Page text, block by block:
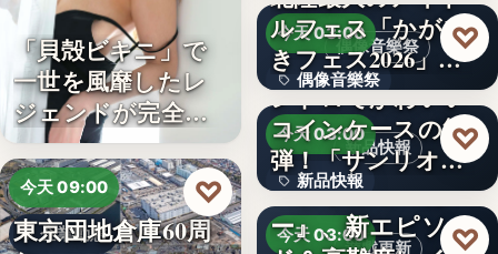
「貝殻ビキニ」で
一世を風靡したレ
ジェンドが完全復
活武田久…
今天 09:00
企業動態
東京団地倉庫60周
♡
3名
偶像音樂祭
今天 03:00
偶像音樂祭
47
ルフェス「かがや
きフェス2026」第5
弾…
♡
新品快報
今天 03:00
新品快報
400
レトロでかわいい
コインケースの第2
弾！「サンリオキ
ャラク…
♡
遊戲更新
今天 03:00
『ソウルワーカ
ー』、新エピソー
♡